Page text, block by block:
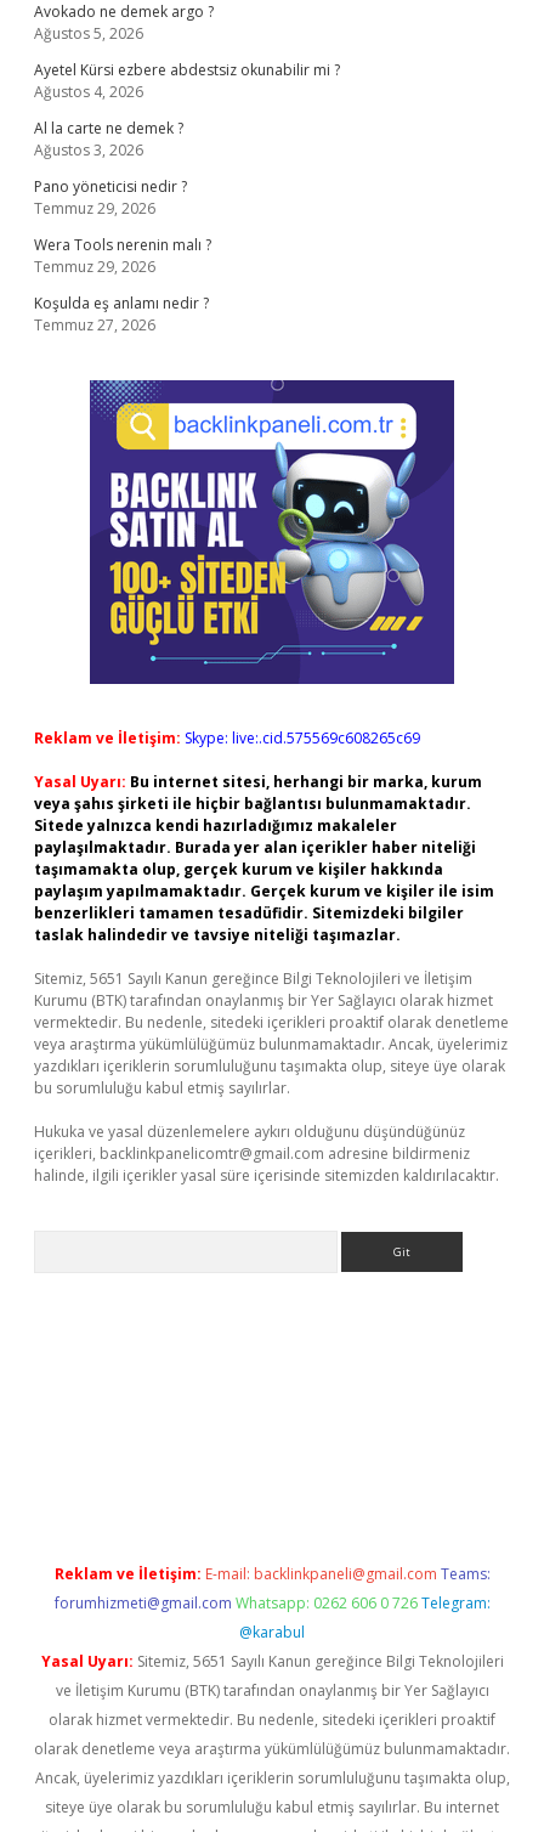
Avokado ne demek argo ?
Ağustos 5, 2026
Ayetel Kürsi ezbere abdestsiz okunabilir mi ?
Ağustos 4, 2026
Al la carte ne demek ?
Ağustos 3, 2026
Pano yöneticisi nedir ?
Temmuz 29, 2026
Wera Tools nerenin malı ?
Temmuz 29, 2026
Koşulda eş anlamı nedir ?
Temmuz 27, 2026
Reklam ve İletişim: Skype: live:.cid.575569c608265c69
Yasal Uyarı: Bu internet sitesi, herhangi bir marka, kurum
veya şahıs şirketi ile hiçbir bağlantısı bulunmamaktadır.
Sitede yalnızca kendi hazırladığımız makaleler
paylaşılmaktadır. Burada yer alan içerikler haber niteliği
taşımamakta olup, gerçek kurum ve kişiler hakkında
paylaşım yapılmamaktadır. Gerçek kurum ve kişiler ile isim
benzerlikleri tamamen tesadüfidir. Sitemizdeki bilgiler
taslak halindedir ve tavsiye niteliği taşımazlar.
Sitemiz, 5651 Sayılı Kanun gereğince Bilgi Teknolojileri ve İletişim
Kurumu (BTK) tarafından onaylanmış bir Yer Sağlayıcı olarak hizmet
vermektedir. Bu nedenle, sitedeki içerikleri proaktif olarak denetleme
veya araştırma yükümlülüğümüz bulunmamaktadır. Ancak, üyelerimiz
yazdıkları içeriklerin sorumluluğunu taşımakta olup, siteye üye olarak
bu sorumluluğu kabul etmiş sayılırlar.
Hukuka ve yasal düzenlemelere aykırı olduğunu düşündüğünüz
içerikleri, backlinkpanelicomtr@gmail.com adresine bildirmeniz
halinde, ilgili içerikler yasal süre içerisinde sitemizden kaldırılacaktır.
Reklam ve İletişim: E-mail: backlinkpaneli@gmail.com Teams:
forumhizmeti@gmail.com Whatsapp: 0262 606 0 726 Telegram:
@karabul
Yasal Uyarı: Sitemiz, 5651 Sayılı Kanun gereğince Bilgi Teknolojileri
ve İletişim Kurumu (BTK) tarafından onaylanmış bir Yer Sağlayıcı
olarak hizmet vermektedir. Bu nedenle, sitedeki içerikleri proaktif
olarak denetleme veya araştırma yükümlülüğümüz bulunmamaktadır.
Ancak, üyelerimiz yazdıkları içeriklerin sorumluluğunu taşımakta olup,
siteye üye olarak bu sorumluluğu kabul etmiş sayılırlar. Bu internet